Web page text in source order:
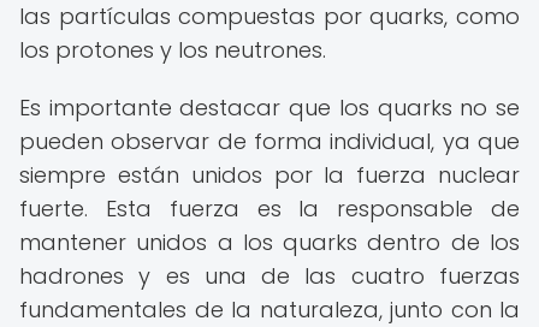
las partículas compuestas por quarks, como
los protones y los neutrones.
Es importante destacar que los quarks no se
pueden observar de forma individual, ya que
siempre están unidos por la fuerza nuclear
fuerte. Esta fuerza es la responsable de
mantener unidos a los quarks dentro de los
hadrones y es una de las cuatro fuerzas
fundamentales de la naturaleza, junto con la